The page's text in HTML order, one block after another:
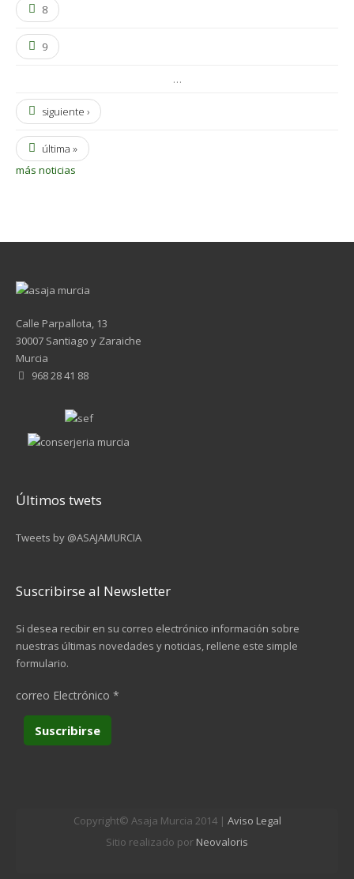
8
9
…
siguiente ›
última »
más noticias
Calle Parpallota, 13
30007 Santiago y Zaraiche
Murcia
968 28 41 88
Últimos twets
Tweets by @ASAJAMURCIA
Suscribirse al Newsletter
Si desea recibir en su correo electrónico información sobre
nuestras últimas novedades y noticias, rellene este simple
formulario.
correo Electrónico *
Copyright© Asaja Murcia 2014 | Aviso Legal
Sitio realizado por Neovaloris